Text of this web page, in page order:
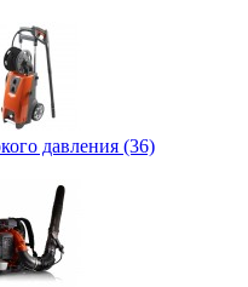
давления (36)